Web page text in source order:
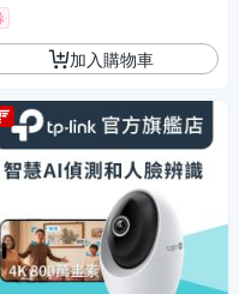
加入購物車